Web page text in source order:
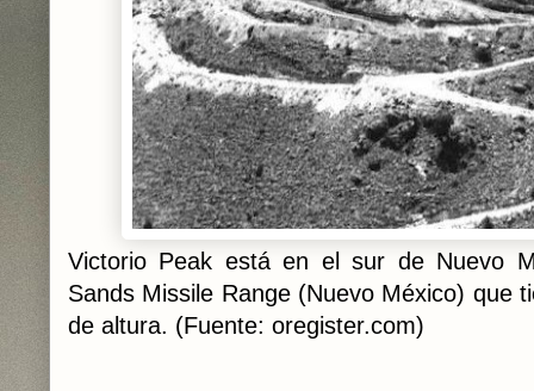
Victorio Peak está en el sur de Nuevo
Sands Missile Range (Nuevo México) que
de altura. (Fuente: oregister.com)